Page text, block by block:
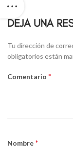
DEJA UNA
Tu dirección de
obligatorios están
Comentario *
Nombre *
Alternative: